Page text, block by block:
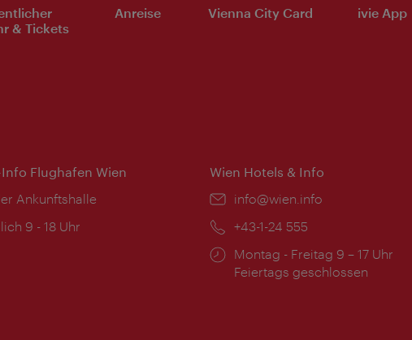
& Tickets
Anreise Vienna City Card ivie App
Flughafen Wien
Ankunftshalle
9 - 18 Uhr
Wien Hotels & Info
Email:
info@wien.info
Telefon:
+43-1-24 555
Öffnungszeiten:
Montag - Freitag 9 – 17 Uhr
Feiertags geschlossen